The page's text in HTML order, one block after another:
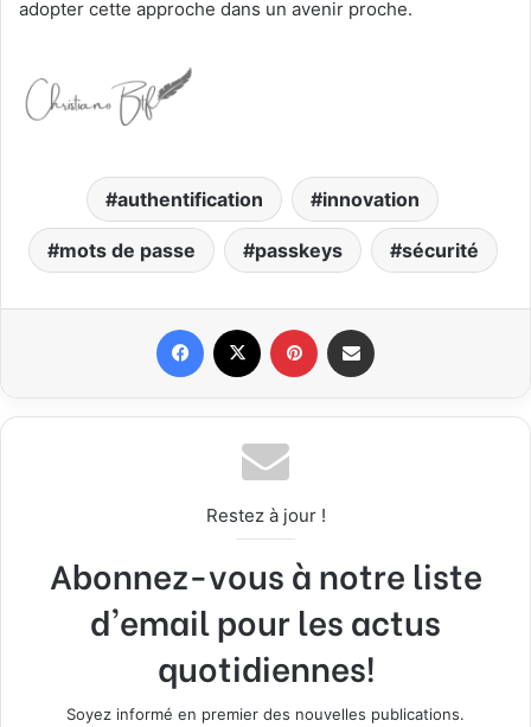
adopter cette approche dans un avenir proche.
authentification innovation
mots de passe passkeys sécurité
Restez à jour !
Abonnez-vous à notre liste
d'email pour les actus
quotidiennes!
Soyez informé en premier des nouvelles publications.